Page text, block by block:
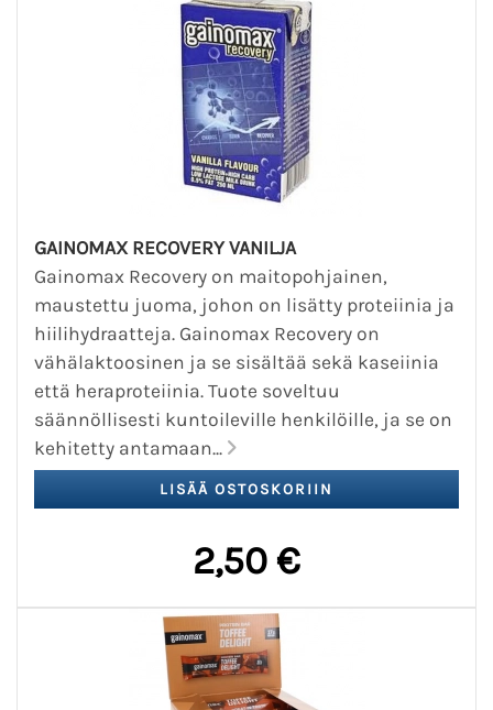
GAINOMAX RECOVERY VANILJA
Gainomax Recovery on maitopohjainen,
maustettu juoma, johon on lisätty proteiinia ja
hiilihydraatteja. Gainomax Recovery on
vähälaktoosinen ja se sisältää sekä kaseiinia
että heraproteiinia. Tuote soveltuu
säännöllisesti kuntoileville henkilöille, ja se on
kehitetty antamaan...
2,50 €